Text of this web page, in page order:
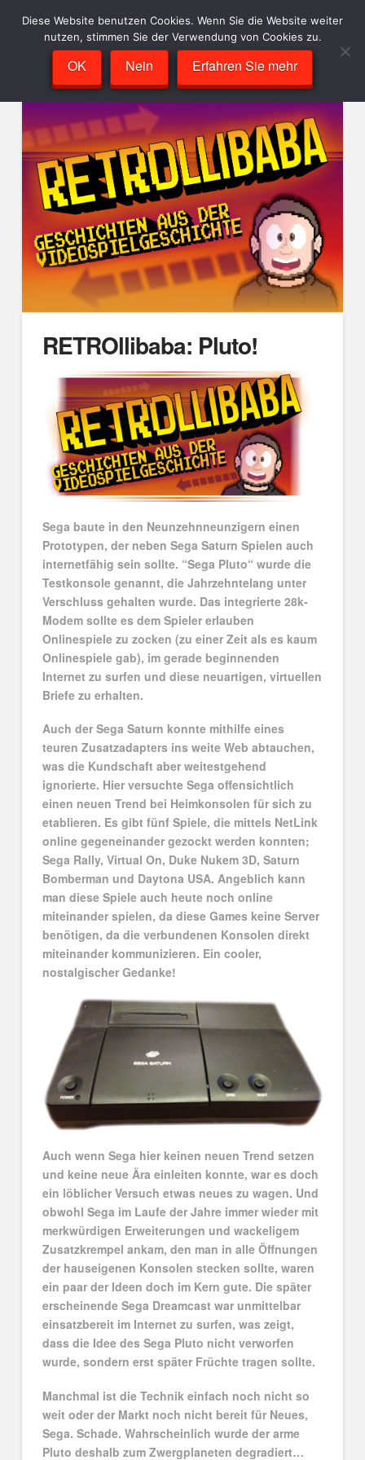
RETROllibaba: Pluto!
Sega baute in den Neunzehnneunzigern einen
Prototypen, der neben Sega Saturn Spielen auch
internetfähig sein sollte. “Sega Pluto“ wurde die
Testkonsole genannt, die Jahrzehntelang unter
Verschluss gehalten wurde. Das integrierte 28k-
Modem sollte es dem Spieler erlauben
Onlinespiele zu zocken (zu einer Zeit als es kaum
Onlinespiele gab), im gerade beginnenden
Internet zu surfen und diese neuartigen, virtuellen
Briefe zu erhalten.
Auch der Sega Saturn konnte mithilfe eines
teuren Zusatzadapters ins weite Web abtauchen,
was die Kundschaft aber weitestgehend
ignorierte. Hier versuchte Sega offensichtlich
einen neuen Trend bei Heimkonsolen für sich zu
etablieren. Es gibt fünf Spiele, die mittels NetLink
online gegeneinander gezockt werden konnten;
Sega Rally, Virtual On, Duke Nukem 3D, Saturn
Bomberman und Daytona USA. Angeblich kann
man diese Spiele auch heute noch online
miteinander spielen, da diese Games keine Server
benötigen, da die verbundenen Konsolen direkt
miteinander kommunizieren. Ein cooler,
nostalgischer Gedanke!
Auch wenn Sega hier keinen neuen Trend setzen
und keine neue Ära einleiten konnte, war es doch
ein löblicher Versuch etwas neues zu wagen. Und
obwohl Sega im Laufe der Jahre immer wieder mit
merkwürdigen Erweiterungen und wackeligem
Zusatzkrempel ankam, den man in alle Öffnungen
der hauseigenen Konsolen stecken sollte, waren
ein paar der Ideen doch im Kern gute. Die später
erscheinende Sega Dreamcast war unmittelbar
einsatzbereit im Internet zu surfen, was zeigt,
dass die Idee des Sega Pluto nicht verworfen
wurde, sondern erst später Früchte tragen sollte.
Manchmal ist die Technik einfach noch nicht so
weit oder der Markt noch nicht bereit für Neues,
Sega. Schade. Wahrscheinlich wurde der arme
Pluto deshalb zum Zwergplaneten degradiert…
Diese Website benutzen Cookies. Wenn Sie die Website weiter
nutzen, stimmen Sie der Verwendung von Cookies zu.
OK Nein Erfahren Sie mehr